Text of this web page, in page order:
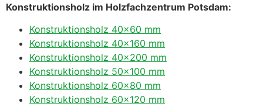
Konstruktionsholz im Holzfachzentrum Potsdam:
Konstruktionsholz 40×60 mm
Konstruktionsholz 40×160 mm
Konstruktionsholz 40×200 mm
Konstruktionsholz 50×100 mm
Konstruktionsholz 60×80 mm
Konstruktionsholz 60×120 mm